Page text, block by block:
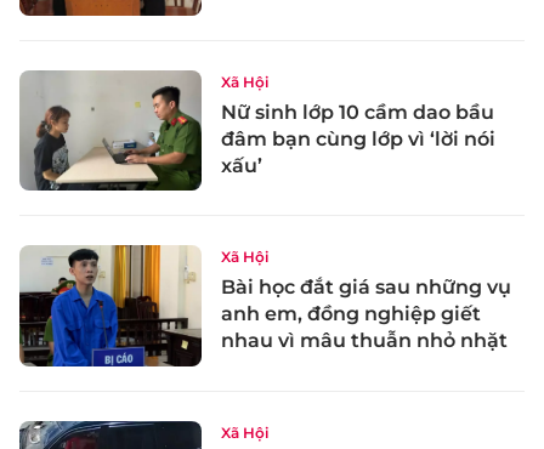
Xã Hội
Nữ sinh lớp 10 cầm dao bầu
đâm bạn cùng lớp vì ‘lời nói
xấu’
Xã Hội
Bài học đắt giá sau những vụ
anh em, đồng nghiệp giết
nhau vì mâu thuẫn nhỏ nhặt
Xã Hội